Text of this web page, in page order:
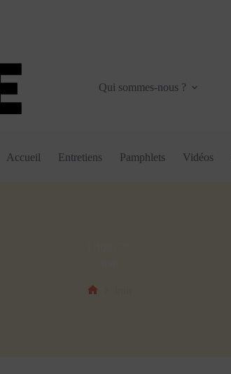
Qui sommes-nous ?
Accueil Entretiens Pamphlets Vidéos